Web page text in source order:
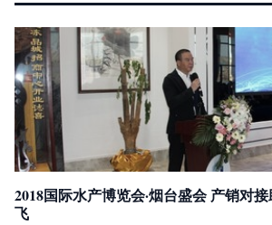
2018国际水产博览会·烟台盛会 产销对
飞